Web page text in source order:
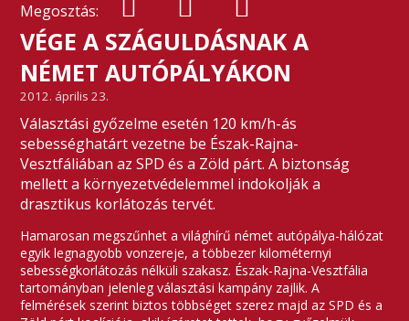
Megosztás:
VÉGE A SZÁGULDÁSNAK A
NÉMET AUTÓPÁLYÁKON
2012. április 23.
Választási győzelme esetén 120 km/h-ás
sebességhatárt vezetne be Észak-Rajna-
Vesztfáliában az SPD és a Zöld párt. A biztonság
mellett a környezetvédelemmel indokolják a
drasztikus korlátozás tervét.
Hamarosan megszűnhet a világhírű német autópálya-hálózat
egyik legnagyobb vonzereje, a többezer kilométernyi
sebességkorlátozás nélküli szakasz. Észak-Rajna-Vesztfália
tartományban jelenleg választási kampány zajlik. A
felmérések szerint biztos többséget szerez majd az SPD és a